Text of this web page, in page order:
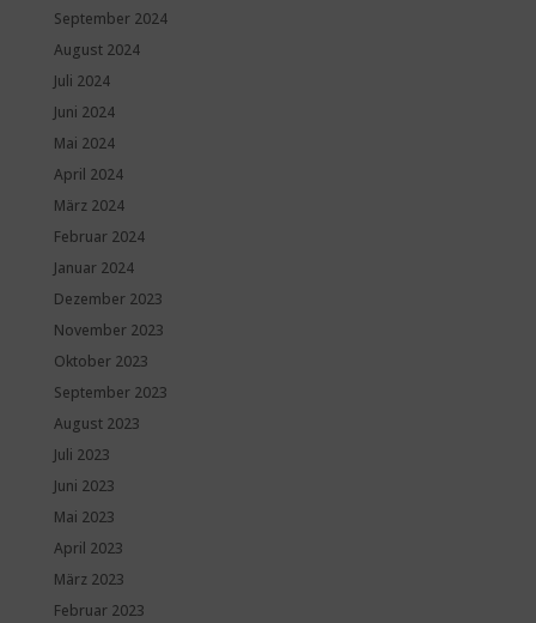
September 2024
August 2024
Juli 2024
Juni 2024
Mai 2024
April 2024
März 2024
Februar 2024
Januar 2024
Dezember 2023
November 2023
Oktober 2023
September 2023
August 2023
Juli 2023
Juni 2023
Mai 2023
April 2023
März 2023
Februar 2023